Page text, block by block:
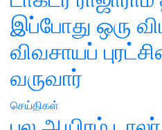
இப்போது ஒரு
விவசாயப்
வருவார்
செய்திகள்